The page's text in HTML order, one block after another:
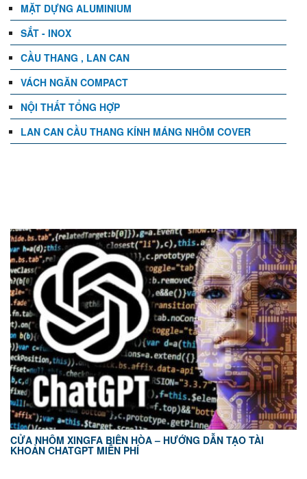
MẶT DỰNG ALUMINIUM
SẮT - INOX
CẦU THANG , LAN CAN
VÁCH NGĂN COMPACT
NỘI THẤT TỔNG HỢP
LAN CAN CẦU THANG KÍNH MÁNG NHÔM COVER
CỬA NHÔM XINGFA BIÊN HÒA – HƯỚNG DẪN TẠO TÀI
KHOẢN CHATGPT MIỄN PHÍ